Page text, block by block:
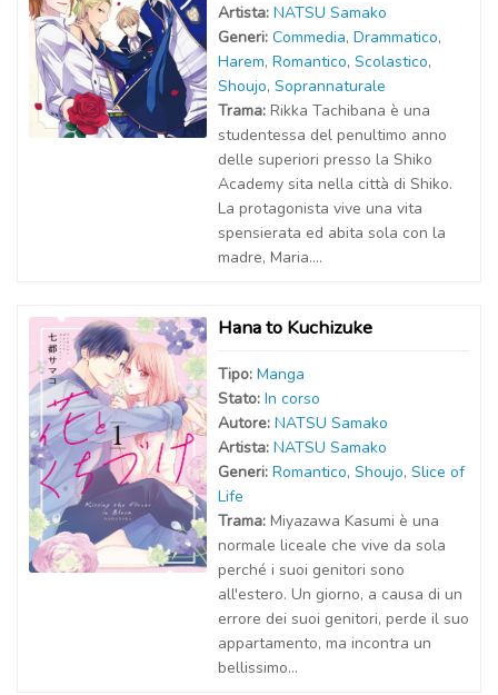
Artista: NATSU Samako
Generi: Commedia, Drammatico,
Harem, Romantico, Scolastico,
Shoujo, Soprannaturale
Trama: Rikka Tachibana è una
studentessa del penultimo anno
delle superiori presso la Shiko
Academy sita nella città di Shiko.
La protagonista vive una vita
spensierata ed abita sola con la
madre, Maria....
Hana to Kuchizuke
Tipo: Manga
Stato: In corso
Autore: NATSU Samako
Artista: NATSU Samako
Generi: Romantico, Shoujo, Slice of
Life
Trama: Miyazawa Kasumi è una
normale liceale che vive da sola
perché i suoi genitori sono
all'estero. Un giorno, a causa di un
errore dei suoi genitori, perde il suo
appartamento, ma incontra un
bellissimo...